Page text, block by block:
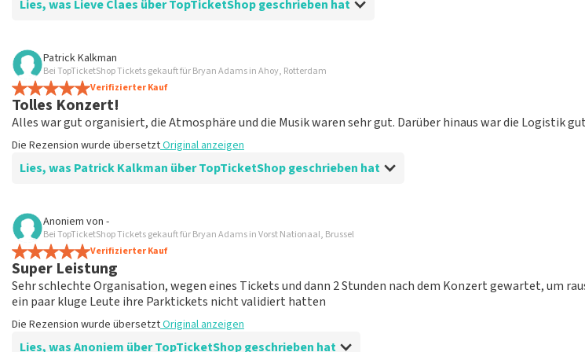
Lies, was Lieve Claes über TopTicketShop geschrieben hat
Bewertung von Lieve Claes über
Super
Ideal
Die Rezension wurde übersetzt
Patrick Kalkman
Bei TopTicketShop Tickets gekauft für Bryan Adams in Ahoy, Rotterdam
Verifizierter Kauf
Tolles Konzert!
Alles war gut organisiert, die Atmosphäre und die Musik waren sehr gut. Darüber hinaus war die Logistik
Die Rezension wurde übersetztOriginal anzeigen
Lies, was Patrick Kalkman über TopTicketShop geschrieben hat
Bewertung von Patrick Kalkman über
Fein
Die Rezension wurde übersetzt
Anoniem von -
Bei TopTicketShop Tickets gekauft für Bryan Adams in Vorst Nationaal, Brussel
Verifizierter Kauf
Super Leistung
Sehr schlechte Organisation, wegen eines Tickets und dann 2 Stunden nach dem Konzert gewartet, um
ein paar kluge Leute ihre Parktickets nicht validiert hatten
Die Rezension wurde übersetztOriginal anzeigen
Lies, was Anoniem über TopTicketShop geschrieben hat